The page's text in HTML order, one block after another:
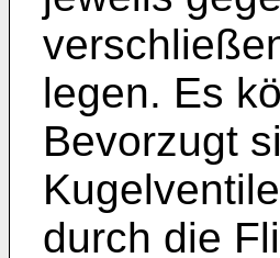
legen. Es
Bevorzugt
durch die